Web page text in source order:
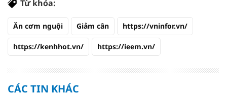
Từ khóa:
Ăn cơm nguội Giảm cân https://vninfor.vn/
https://kenhhot.vn/ https://ieem.vn/
CÁC TIN KHÁC